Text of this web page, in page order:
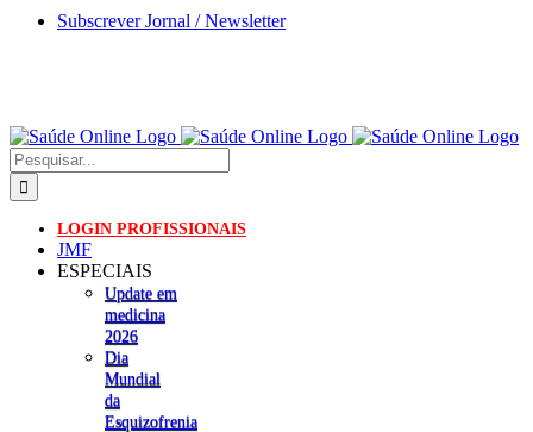
Skip
Subscrever Jornal / Newsletter
Pesquisar
LOGIN PROFISSIONAIS
JMF
ESPECIAIS
Update em
medicina
2026
Dia
Mundial
da
Esquizofrenia